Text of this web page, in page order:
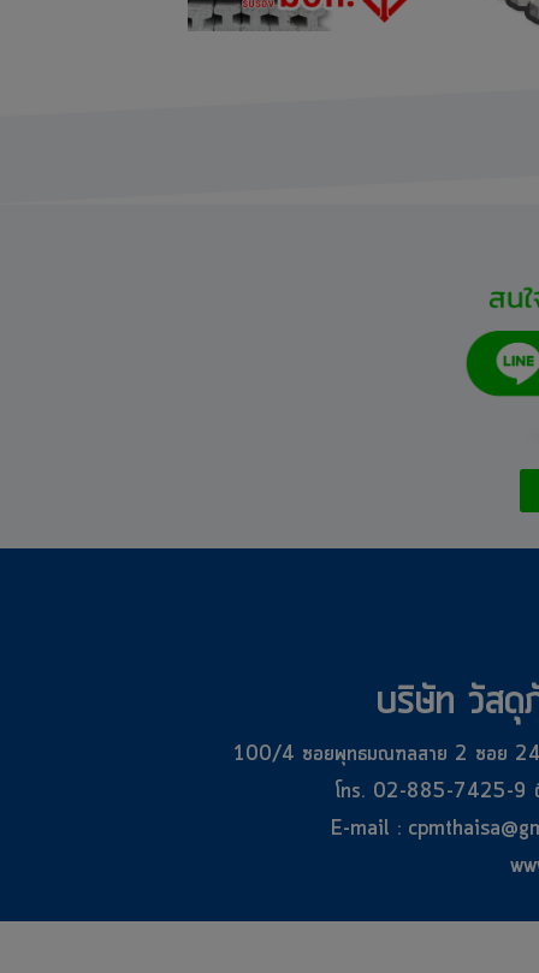
บริษัท วัส
100/4 ซอยพุทธมณฑลสาย 2 ซอย 24
โทร. 02-885-7425-9
E-mail :